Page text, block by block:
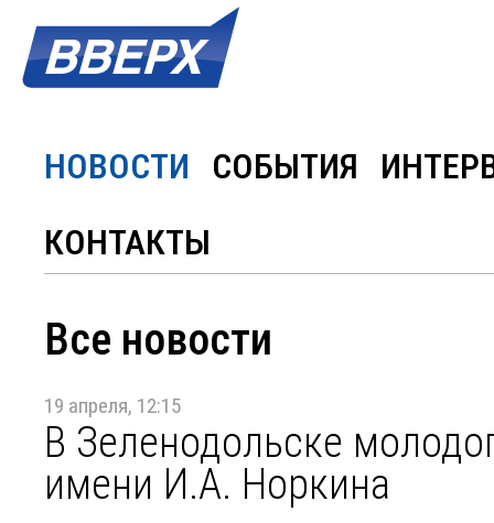
НОВОСТИ СОБЫТИЯ
КОНТАКТЫ
Все новости
19 апреля, 12:15
В Зеленодольске
имени И.А. Норкина